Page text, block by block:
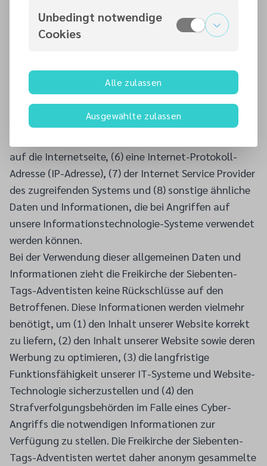
Diese allgemeinen Daten und Informationen werden
in den Server-Protokolldateien gespeichert.
Browsertypen und -versionen, (2) das vom
zugreifenden System verwendete Betriebssystem, (3)
die Website, von der aus ein zugreifendes System
unsere Website erreicht (sog. Referrer), (4) die
auf die Internetseite, (6) eine Internet-Protokoll-
Adresse (IP-Adresse), (7) der Internet Service Provider
des zugreifenden Systems und (8) sonstige ähnliche
Daten und Informationen, die bei Angriffen auf
unsere Informationstechnologie-Systeme verwendet
werden können.
Bei der Verwendung dieser allgemeinen Daten und
Informationen zieht die Freikirche der Siebenten-
Tags-Adventisten keine Rückschlüsse auf den
Betroffenen. Diese Informationen werden vielmehr
benötigt, um (1) den Inhalt unserer Website korrekt
zu liefern, (2) den Inhalt unserer Website sowie deren
Werbung zu optimieren, (3) die langfristige
Funktionsfähigkeit unserer IT-Systeme und Website-
Technologie sicherzustellen und (4) den
Strafverfolgungsbehörden im Falle eines Cyber-
Angriffs die notwendigen Informationen zur
Verfügung zu stellen. Die Freikirche der Siebenten-
Tags-Adventisten wertet daher anonym gesammelte
Unbedingt notwendige
Cookies
Alle zulassen
Ausgewählte zulassen